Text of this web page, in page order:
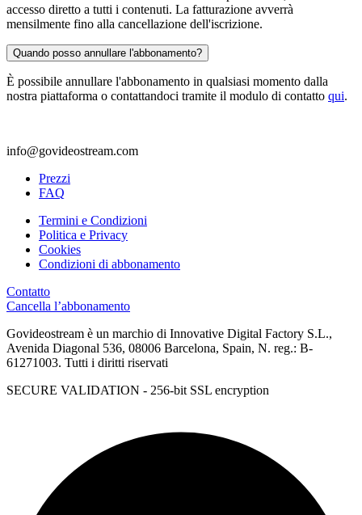
accesso diretto a tutti i contenuti. La fatturazione avverrà
mensilmente fino alla cancellazione dell'iscrizione.
Quando posso annullare l'abbonamento?
È possibile annullare l'abbonamento in qualsiasi momento dalla
nostra piattaforma o contattandoci tramite il modulo di contatto qui.
info@govideostream.com
Prezzi
FAQ
Termini e Condizioni
Politica e Privacy
Cookies
Condizioni di abbonamento
Contatto
Cancella l’abbonamento
Govideostream è un marchio di Innovative Digital Factory S.L.,
Avenida Diagonal 536, 08006 Barcelona, Spain, N. reg.: B-
61271003. Tutti i diritti riservati
SECURE VALIDATION - 256-bit SSL encryption